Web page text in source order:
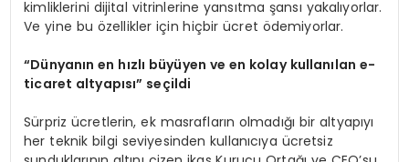
kimliklerini dijital vitrinlerine yansıtma şansı yakalıyorlar.
Ve yine bu özellikler için hiçbir ücret ödemiyorlar.
“Dünyanın en hızlı büyüyen ve en kolay kullanılan e-
ticaret altyapısı” seçildi
Sürpriz ücretlerin, ek masrafların olmadığı bir altyapıyı
her teknik bilgi seviyesinden kullanıcıya ücretsiz